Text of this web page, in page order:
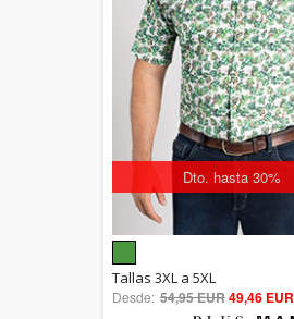
Dto. hasta 30%
5.00
out of 5
Tallas 3XL a 5XL
Desde: 54,95 EUR49,46 EUR